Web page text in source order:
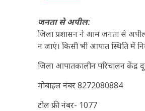
जनता से अपील:
जिला प्रशासन ने आम जनता से
न जाएं। किसी भी आपात स्थिति में
जिला आपातकालीन परिचालन
मोबाइल नंबर 8272080884
टोल फ्री नंबर- 1077